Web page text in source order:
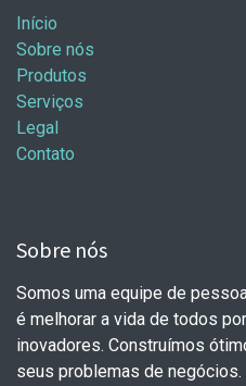
Início
Sobre nós
Produtos
Serviços
Legal
Contato
Sobre nós
Somos uma equipe de
é melhorar a vida de todos
inovadores. Construímos
seus problemas de negócios.